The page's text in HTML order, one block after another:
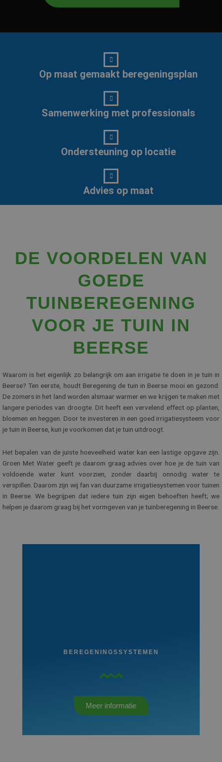
Op maat gemaakt beregeningsplan
Samenwerking met professionals
Ondersteuning op locatie
Advies op maat
DE VOORDELEN VAN
GOEDE
TUINBEREGENING
VOOR JE TUIN IN
BEERSE
Waarom is het eigenlijk zo belangrijk om aan irrigatie te doen in je tuin in
Beerse? Ten eerste, houdt Beregening de tuin in Beerse mooi en gezond.
De zomers in het land worden alsmaar warmer en we krijgen te maken met
langere periodes van droogte. Dit heeft een vervelend effect op planten,
bloemen en heggen. Door te investeren in een goed irrigatiesysteem voor
je tuin in Beerse, kun je voorkomen dat je tuin uitdroogt.
Het bepalen van de juiste hoeveelheid water kan een lastige opgave zijn.
Groen Met Water geeft je daarom graag advies over hoe je de tuin van
voldoende water kunt voorzien, zonder daarbij onnodig water te
verspillen. Daarom zijn wij fan van duurzame irrigatiesystemen voor tuinen
in Beerse. We begrijpen dat iedere tuin zijn eigen behoeften heeft; we
helpen je daarom graag bij het vormgeven van je tuinberegening in Beerse.
BEREGENINGSSYSTEMEN
Meer informatie